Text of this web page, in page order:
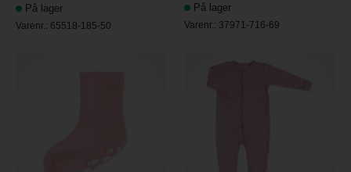
På lager
Varenr.: 65518-185-50
På lager
Varenr.: 37971-716-69